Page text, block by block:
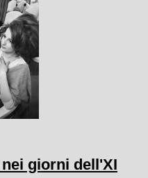
giorni dell'XI